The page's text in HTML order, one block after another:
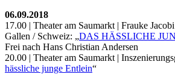
06.09.2018
17.00 | Theater am Saumarkt | Frauke
Gallen / Schweiz: „DAS HÄSSLICHE
Frei nach Hans Christian Andersen
20.00 | Theater am Saumarkt |
hässliche junge Entlein“